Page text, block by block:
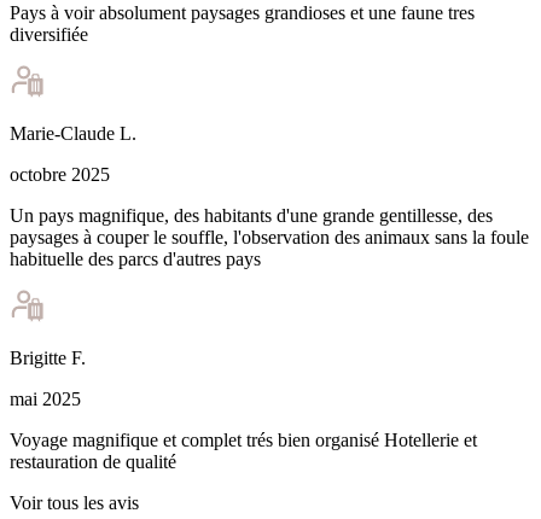
Pays à voir absolument paysages grandioses et une faune tres
diversifiée
Marie-Claude L.
octobre 2025
Un pays magnifique, des habitants d'une grande gentillesse, des
paysages à couper le souffle, l'observation des animaux sans la foule
habituelle des parcs d'autres pays
Brigitte F.
mai 2025
Voyage magnifique et complet trés bien organisé Hotellerie et
restauration de qualité
Voir tous les avis